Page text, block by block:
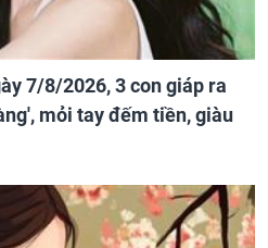
7/8/2026, 3 con giáp ra
mỏi tay đếm tiền, giàu